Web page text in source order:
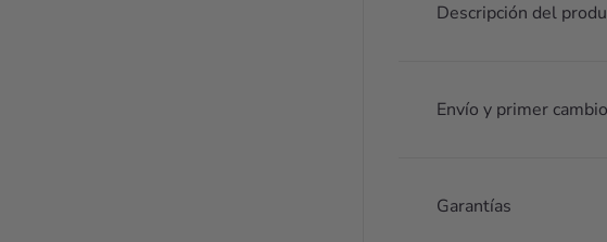
Descripción del
Envío y primer
Garantías